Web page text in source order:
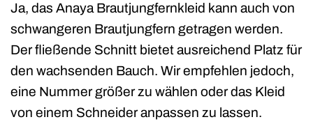
Ja, das Anaya Brautjungfernkleid kann auch von
schwangeren Brautjungfern getragen werden.
Der fließende Schnitt bietet ausreichend Platz für
den wachsenden Bauch. Wir empfehlen jedoch,
eine Nummer größer zu wählen oder das Kleid
von einem Schneider anpassen zu lassen.